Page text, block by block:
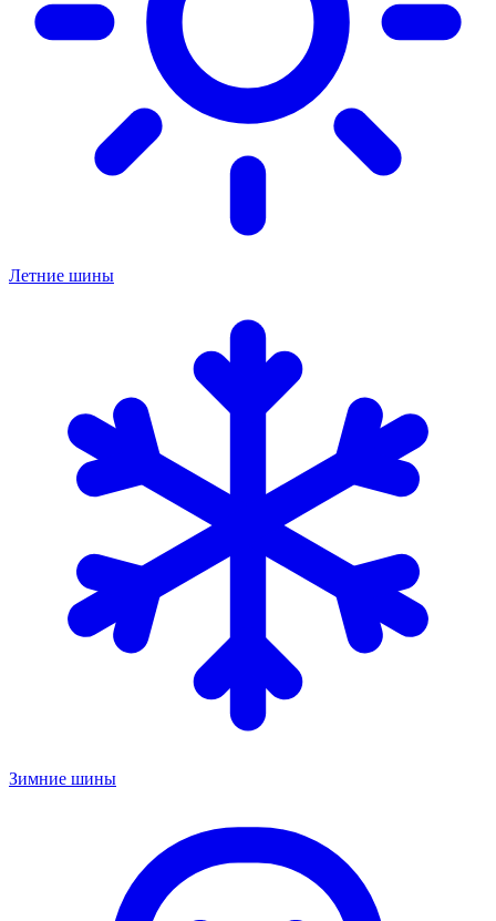
Летние шины
Зимние шины